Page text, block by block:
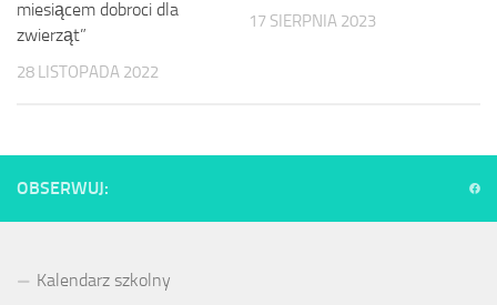
miesiącem dobroci dla
zwierząt”
28 LISTOPADA 2022
17 SIERPNIA 2023
OBSERWUJ:
Kalendarz szkolny